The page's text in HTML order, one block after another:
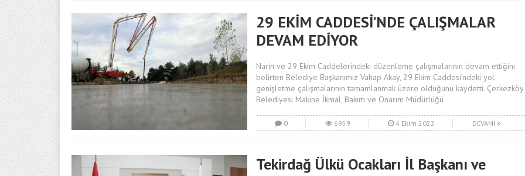
29 EKİM CADDESİ’NDE ÇALIŞMALAR
DEVAM EDİYOR
Narin ve 29 Ekim Caddelerindeki düzenleme çalışmalarının devam ettiğini
belirten Belediye Başkanımız Vahap Akay, 29 Ekim Caddesi’ndeki yol
genişletme çalışmalarının tamamlanmak üzere olduğunu kaydetti. Çerkezköy
Belediyesi Makine İkmal, Bakım ve Onarım Müdürlüğü
0 6959 4 Ekim 2022 DEVAMI
Tekirdağ Ülkü Ocakları İl Başkanı ve